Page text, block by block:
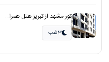
تور مشهد از تبریز هتل همرا...
3شب